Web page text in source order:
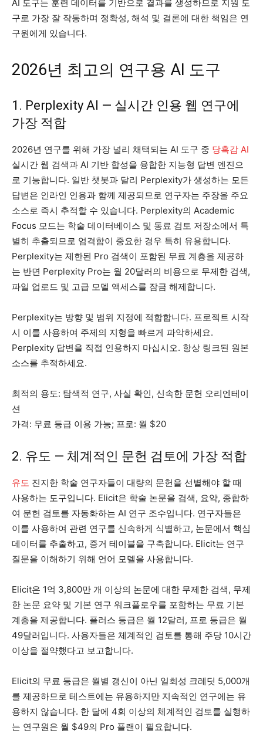
AI 도구는 훈련 데이터를 기반으로 결과를 생성하므로 지원 도
구로 가장 잘 작동하며 정확성, 해석 및 결론에 대한 책임은 연
구원에게 있습니다.
2026년 최고의 연구용 AI 도구
1. Perplexity AI — 실시간 인용 웹 연구에
가장 적합
2026년 연구를 위해 가장 널리 채택되는 AI 도구 중 당혹감 AI
실시간 웹 검색과 AI 기반 합성을 융합한 지능형 답변 엔진으
로 기능합니다. 일반 챗봇과 달리 Perplexity가 생성하는 모든
답변은 인라인 인용과 함께 제공되므로 연구자는 주장을 주요
소스로 즉시 추적할 수 있습니다. Perplexity의 Academic
Focus 모드는 학술 데이터베이스 및 동료 검토 저장소에서 특
별히 추출되므로 엄격함이 중요한 경우 특히 유용합니다.
Perplexity는 제한된 Pro 검색이 포함된 무료 계층을 제공하
는 반면 Perplexity Pro는 월 20달러의 비용으로 무제한 검색,
파일 업로드 및 고급 모델 액세스를 잠금 해제합니다.
Perplexity는 방향 및 범위 지정에 적합합니다. 프로젝트 시작
시 이를 사용하여 주제의 지형을 빠르게 파악하세요.
Perplexity 답변을 직접 인용하지 마십시오. 항상 링크된 원본
소스를 추적하세요.
최적의 용도: 탐색적 연구, 사실 확인, 신속한 문헌 오리엔테이
션
가격: 무료 등급 이용 가능; 프로: 월 $20
2. 유도 — 체계적인 문헌 검토에 가장 적합
유도 진지한 학술 연구자들이 대량의 문헌을 선별해야 할 때
사용하는 도구입니다. Elicit은 학술 논문을 검색, 요약, 종합하
여 문헌 검토를 자동화하는 AI 연구 조수입니다. 연구자들은
이를 사용하여 관련 연구를 신속하게 식별하고, 논문에서 핵심
데이터를 추출하고, 증거 테이블을 구축합니다. Elicit는 연구
질문을 이해하기 위해 언어 모델을 사용합니다.
Elicit은 1억 3,800만 개 이상의 논문에 대한 무제한 검색, 무제
한 논문 요약 및 기본 연구 워크플로우를 포함하는 무료 기본
계층을 제공합니다. 플러스 등급은 월 12달러, 프로 등급은 월
49달러입니다. 사용자들은 체계적인 검토를 통해 주당 10시간
이상을 절약했다고 ​​보고합니다.
Elicit의 무료 등급은 월별 갱신이 아닌 일회성 크레딧 5,000개
를 제공하므로 테스트에는 유용하지만 지속적인 연구에는 유
용하지 않습니다. 한 달에 4회 이상의 체계적인 검토를 실행하
는 연구원은 월 $49의 Pro 플랜이 필요합니다.